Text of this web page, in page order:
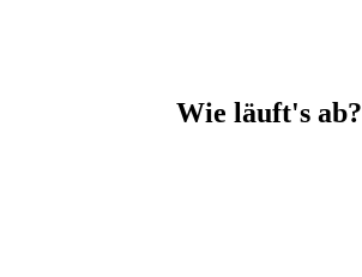
Wie läuft's ab?